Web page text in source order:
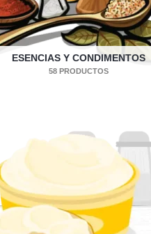
ESENCIAS Y CONDIMENTOS
58 PRODUCTOS